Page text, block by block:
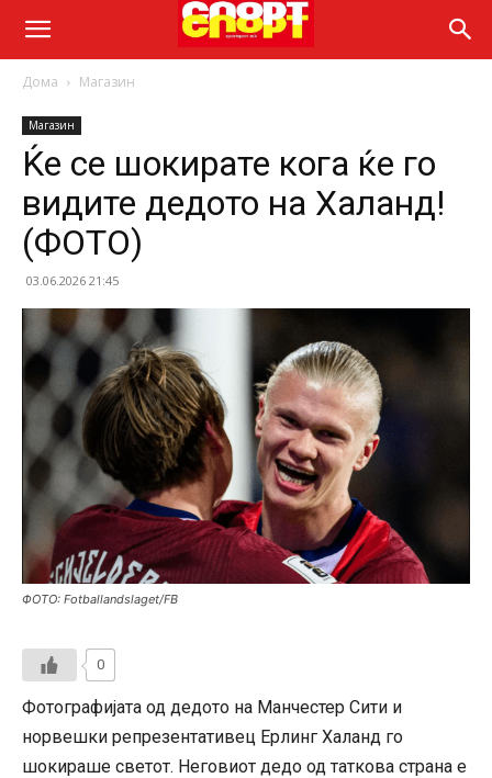
Дома Магазин
Магазин
Ќе се шокирате кога ќе го
видите дедото на Халанд!
(ФОТО)
03.06.2026 21:45
ФОТО: Fotballandslaget/FB
0
Фотографијата од дедото на Манчестер Сити и
норвешки репрезентативец Ерлинг Халанд го
шокираше светот. Неговиот дедо од таткова страна е